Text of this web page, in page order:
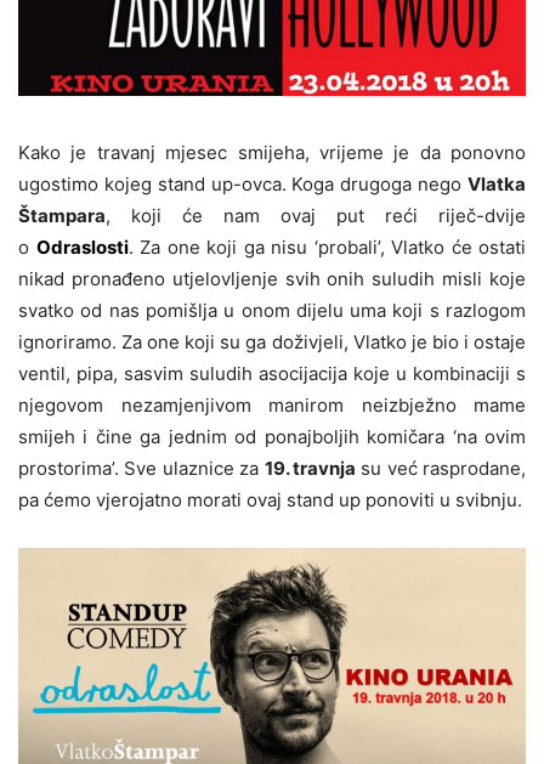
Kako je travanj mjesec smijeha, vrijeme je da ponovno
ugostimo kojeg stand up-ovca. Koga drugoga nego Vlatka
Štampara, koji će nam ovaj put reći riječ-dvije
o Odraslosti. Za one koji ga nisu ‘probali’, Vlatko će ostati
nikad pronađeno utjelovljenje svih onih suludih misli koje
svatko od nas pomišlja u onom dijelu uma koji s razlogom
ignoriramo. Za one koji su ga doživjeli, Vlatko je bio i ostaje
ventil, pipa, sasvim suludih asocijacija koje u kombinaciji s
njegovom nezamjenjivom manirom neizbježno mame
smijeh i čine ga jednim od ponajboljih komičara ‘na ovim
prostorima’. Sve ulaznice za 19. travnja su već rasprodane,
pa ćemo vjerojatno morati ovaj stand up ponoviti u svibnju.